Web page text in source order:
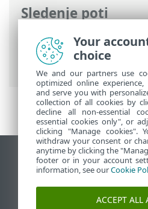
Sledenje poti
Spletna pomoč družbe
Endpoint Antivirus
Konfiguriranje
Prikaz mesta na namizju
End of Life
Zbirka znanja družbe
Your
choice
We and our partners use
optimized online
and serve you with
collection of all cookies by
decline all non-essential
essential cookies only", or
clicking "Manage
withdraw your consent or
anytime by clicking the
footer or in your account
information, see ourCookie
ACCEPT ALL